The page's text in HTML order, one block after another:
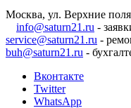
Москва, ул. Верхние
info@saturn21.ru -
service@saturn21.ru -
buh@saturn21.ru -
Вконтакте
Twitter
WhatsApp